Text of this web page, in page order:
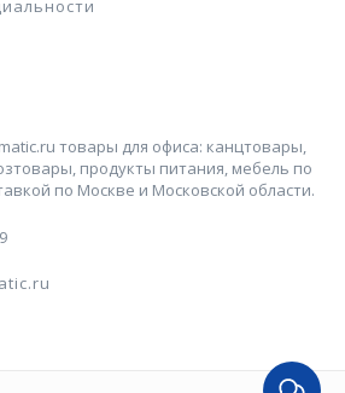
товары для офиса: канцтовары,
продукты питания, мебель по
по Москве и Московской области.